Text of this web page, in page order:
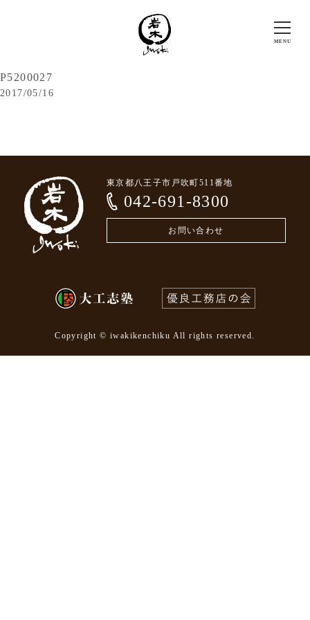
P5200027
2017/05/16
東京都八王子市戸吹町511番地
042-691-8300
お問い合わせ
Copyright © iwakikenchiku All rights reserved.